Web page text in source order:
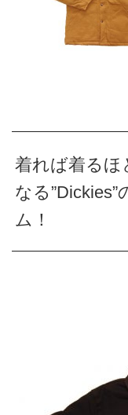
着れば着るほ
なる
ム！